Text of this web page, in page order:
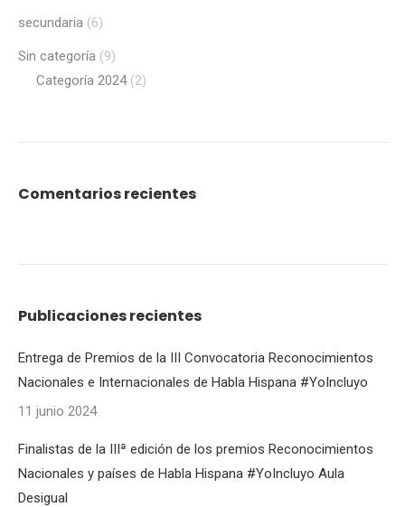
secundaria (6)
Sin categoría (9)
Categoría 2024(2)
Comentarios recientes
Publicaciones recientes
Entrega de Premios de la III Convocatoria Reconocimientos
Nacionales e Internacionales de Habla Hispana #YoIncluyo
11 junio 2024
Finalistas de la IIIª edición de los premios Reconocimientos
Nacionales y países de Habla Hispana #YoIncluyo Aula
Desigual